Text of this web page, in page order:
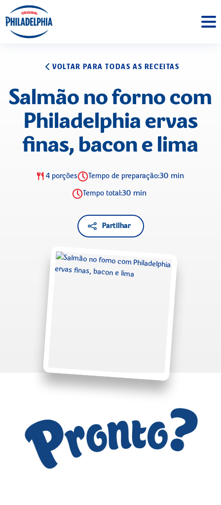
VOLTAR PARA TODAS AS RECEITAS
Salmão no forno com
Philadelphia ervas
finas, bacon e lima
4 porções Tempo de preparação:30 min
Tempo total:30 min
Partilhar